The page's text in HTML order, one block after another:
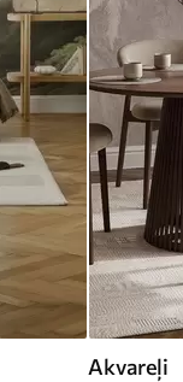
Akvareļi